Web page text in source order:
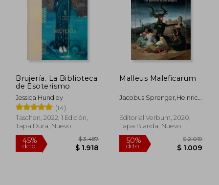
Brujería. La Biblioteca
de Esoterismo
Jessica Hundley
(14)
Taschen, 2022, 1 Edición,
Tapa Dura, Nuevo
Malleus Maleficarum
Jacobus Sprenger,Heinrich
Editorial Verbum, 2020,
Tapa Blanda, Nuevo